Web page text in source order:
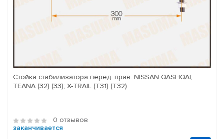
Стойка стабилизатора перед. прав. NISSAN QASHQAI;
TEANA (32) (33); X-TRAIL (T31) (T32)
0 отзывов
заканчивается